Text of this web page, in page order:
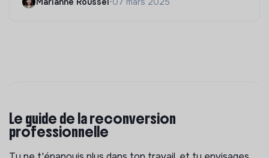
Le guide de la reconversion
professionnelle